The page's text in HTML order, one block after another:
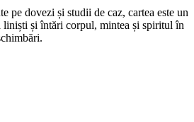
pe dovezi și studii de caz, cartea este un
liniști și întări corpul, mintea și spiritul în